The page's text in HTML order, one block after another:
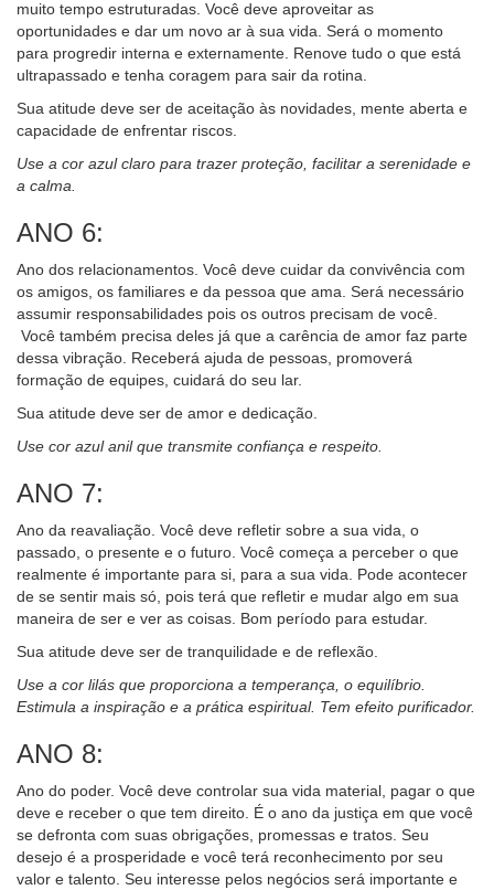
muito tempo estruturadas. Você deve aproveitar as
oportunidades e dar um novo ar à sua vida. Será o momento
para progredir interna e externamente. Renove tudo o que está
ultrapassado e tenha coragem para sair da rotina.
Sua atitude deve ser de aceitação às novidades, mente aberta e
capacidade de enfrentar riscos.
Use a cor azul claro para trazer proteção, facilitar a serenidade e
a calma.
ANO 6:
Ano dos relacionamentos. Você deve cuidar da convivência com
os amigos, os familiares e da pessoa que ama. Será necessário
assumir responsabilidades pois os outros precisam de você.
Você também precisa deles já que a carência de amor faz parte
dessa vibração. Receberá ajuda de pessoas, promoverá
formação de equipes, cuidará do seu lar.
Sua atitude deve ser de amor e dedicação.
Use cor azul anil que transmite confiança e respeito.
ANO 7:
Ano da reavaliação. Você deve refletir sobre a sua vida, o
passado, o presente e o futuro. Você começa a perceber o que
realmente é importante para si, para a sua vida. Pode acontecer
de se sentir mais só, pois terá que refletir e mudar algo em sua
maneira de ser e ver as coisas. Bom período para estudar.
Sua atitude deve ser de tranquilidade e de reflexão.
Use a cor lilás que proporciona a temperança, o equilíbrio.
Estimula a inspiração e a prática espiritual. Tem efeito purificador.
ANO 8:
Ano do poder. Você deve controlar sua vida material, pagar o que
deve e receber o que tem direito. É o ano da justiça em que você
se defronta com suas obrigações, promessas e tratos. Seu
desejo é a prosperidade e você terá reconhecimento por seu
valor e talento. Seu interesse pelos negócios será importante e